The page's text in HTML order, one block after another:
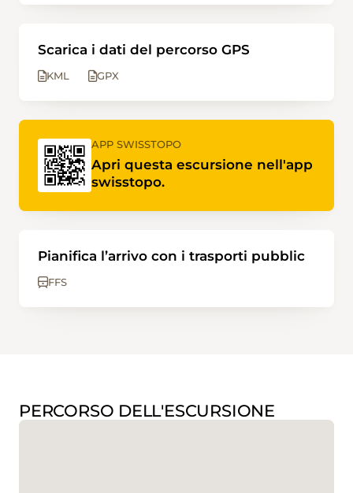
Scarica i dati del percorso GPS
KML GPX
APP SWISSTOPO
Apri questa escursione nell'app
swisstopo.
Pianifica l’arrivo con i trasporti pubblic
FFS
PERCORSO DELL'ESCURSIONE